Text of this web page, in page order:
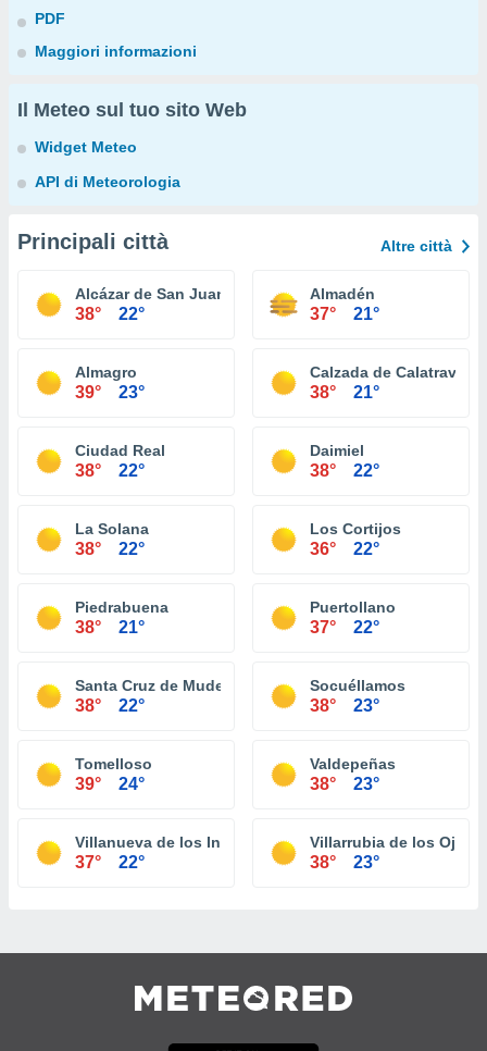
PDF
Maggiori informazioni
Il Meteo sul tuo sito Web
Widget Meteo
API di Meteorologia
Principali città Altre città
Alcázar de San Juan
38° 22°
Almadén
37° 21°
Almagro
39° 23°
Calzada de Calatrava
38° 21°
Ciudad Real
38° 22°
Daimiel
38° 22°
La Solana
38° 22°
Los Cortijos
36° 22°
Piedrabuena
38° 21°
Puertollano
37° 22°
Santa Cruz de Mudela
38° 22°
Socuéllamos
38° 23°
Tomelloso
39° 24°
Valdepeñas
38° 23°
Villanueva de los Infantes
37° 22°
Villarrubia de los Ojos
38° 23°